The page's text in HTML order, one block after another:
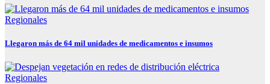
Regionales
Llegaron más de 64 mil unidades de medicamentos e insumos
Regionales